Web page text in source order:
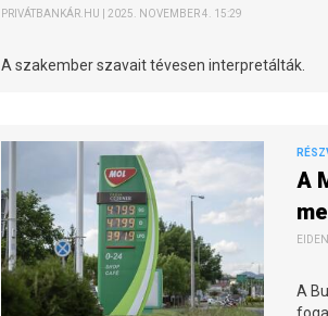
PRIVÁTBANKÁR.HU | 2025. NOVEMBER 4. 15:29
A szakember szavait tévesen interpretálták.
A
A